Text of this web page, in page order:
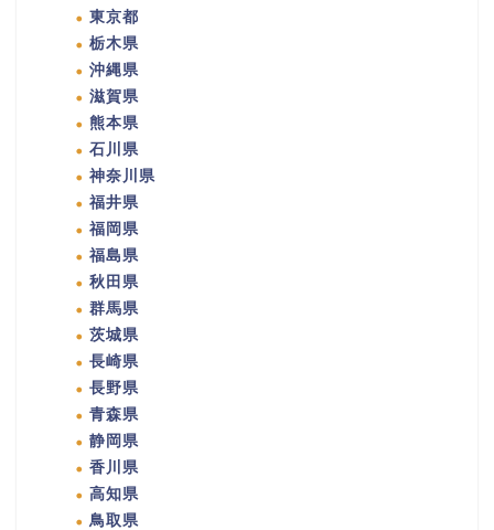
東京都
栃木県
沖縄県
滋賀県
熊本県
石川県
神奈川県
福井県
福岡県
福島県
秋田県
群馬県
茨城県
長崎県
長野県
青森県
静岡県
香川県
高知県
鳥取県